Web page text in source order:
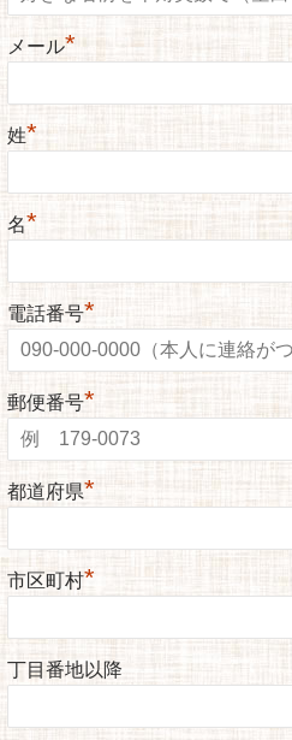
メール*
姓*
名*
電話番号*
郵便番号*
都道府県*
市区町村*
丁目番地以降